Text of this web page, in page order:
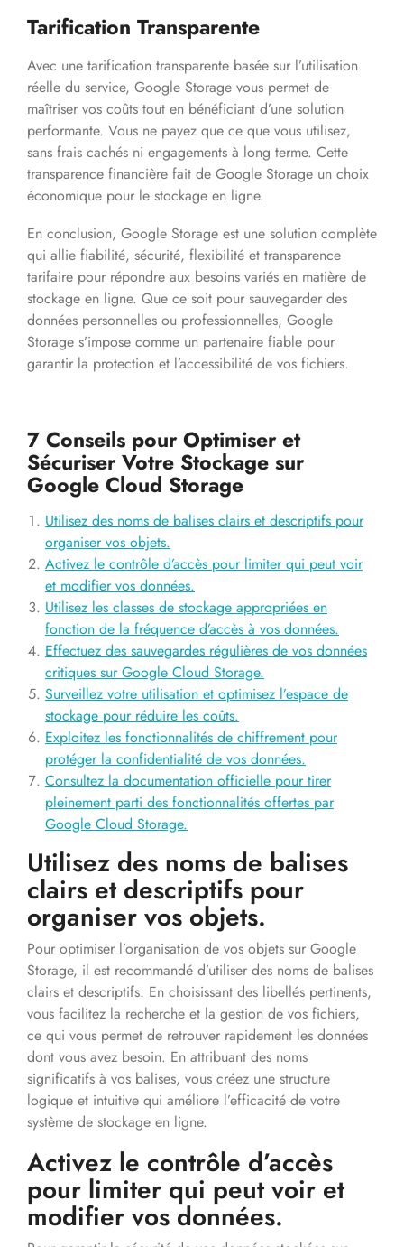
Tarification Transparente
Avec une tarification transparente basée sur l’utilisation
réelle du service, Google Storage vous permet de
maîtriser vos coûts tout en bénéficiant d’une solution
performante. Vous ne payez que ce que vous utilisez,
sans frais cachés ni engagements à long terme. Cette
transparence financière fait de Google Storage un choix
économique pour le stockage en ligne.
En conclusion, Google Storage est une solution complète
qui allie fiabilité, sécurité, flexibilité et transparence
tarifaire pour répondre aux besoins variés en matière de
stockage en ligne. Que ce soit pour sauvegarder des
données personnelles ou professionnelles, Google
Storage s’impose comme un partenaire fiable pour
garantir la protection et l’accessibilité de vos fichiers.
7 Conseils pour Optimiser et
Sécuriser Votre Stockage sur
Google Cloud Storage
Utilisez des noms de balises clairs et descriptifs pour
organiser vos objets.
Activez le contrôle d’accès pour limiter qui peut voir
et modifier vos données.
Utilisez les classes de stockage appropriées en
fonction de la fréquence d’accès à vos données.
Effectuez des sauvegardes régulières de vos données
critiques sur Google Cloud Storage.
Surveillez votre utilisation et optimisez l’espace de
stockage pour réduire les coûts.
Exploitez les fonctionnalités de chiffrement pour
protéger la confidentialité de vos données.
Consultez la documentation officielle pour tirer
pleinement parti des fonctionnalités offertes par
Google Cloud Storage.
Utilisez des noms de balises
clairs et descriptifs pour
organiser vos objets.
Pour optimiser l’organisation de vos objets sur Google
Storage, il est recommandé d’utiliser des noms de balises
clairs et descriptifs. En choisissant des libellés pertinents,
vous facilitez la recherche et la gestion de vos fichiers,
ce qui vous permet de retrouver rapidement les données
dont vous avez besoin. En attribuant des noms
significatifs à vos balises, vous créez une structure
logique et intuitive qui améliore l’efficacité de votre
système de stockage en ligne.
Activez le contrôle d’accès
pour limiter qui peut voir et
modifier vos données.